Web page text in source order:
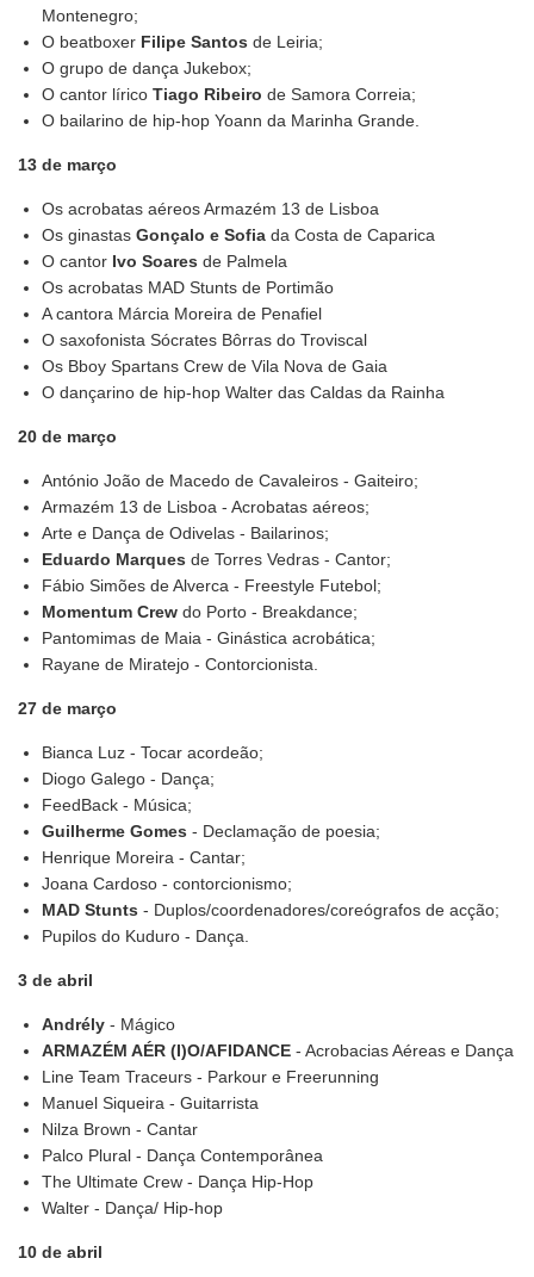
Montenegro;
O beatboxer Filipe Santos de Leiria;
O grupo de dança Jukebox;
O cantor lírico Tiago Ribeiro de Samora Correia;
O bailarino de hip-hop Yoann da Marinha Grande.
13 de março
Os acrobatas aéreos Armazém 13 de Lisboa
Os ginastas Gonçalo e Sofia da Costa de Caparica
O cantor Ivo Soares de Palmela
Os acrobatas MAD Stunts de Portimão
A cantora Márcia Moreira de Penafiel
O saxofonista Sócrates Bôrras do Troviscal
Os Bboy Spartans Crew de Vila Nova de Gaia
O dançarino de hip-hop Walter das Caldas da Rainha
20 de março
António João de Macedo de Cavaleiros - Gaiteiro;
Armazém 13 de Lisboa - Acrobatas aéreos;
Arte e Dança de Odivelas - Bailarinos;
Eduardo Marques de Torres Vedras - Cantor;
Fábio Simões de Alverca - Freestyle Futebol;
Momentum Crew do Porto - Breakdance;
Pantomimas de Maia - Ginástica acrobática;
Rayane de Miratejo - Contorcionista.
27 de março
Bianca Luz - Tocar acordeão;
Diogo Galego - Dança;
FeedBack - Música;
Guilherme Gomes - Declamação de poesia;
Henrique Moreira - Cantar;
Joana Cardoso - contorcionismo;
MAD Stunts - Duplos/coordenadores/coreógrafos de acção;
Pupilos do Kuduro - Dança.
3 de abril
Andrély - Mágico
ARMAZÉM AÉR (I)O/AFIDANCE - Acrobacias Aéreas e Dança
Line Team Traceurs - Parkour e Freerunning
Manuel Siqueira - Guitarrista
Nilza Brown - Cantar
Palco Plural - Dança Contemporânea
The Ultimate Crew - Dança Hip-Hop
Walter - Dança/ Hip-hop
10 de abril